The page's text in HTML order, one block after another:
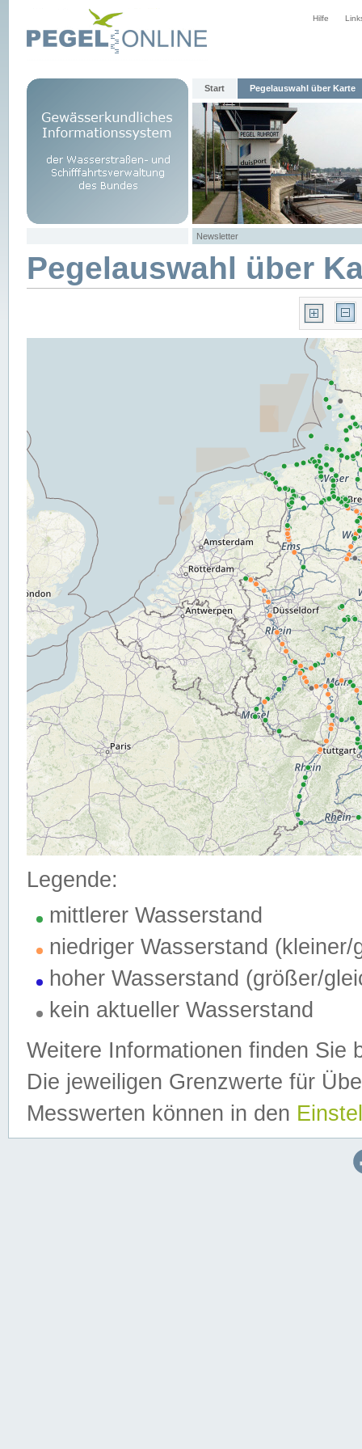
Hilfe
Start Pegelauswahl über Karte
Newsletter
Pegelauswahl über
Legende:
mittlerer Wasserstand
niedriger Wasserstand (kleiner/
hoher Wasserstand (größer/
kein aktueller Wasserstand
Weitere Informationen finden Sie
Die jeweiligen Grenzwerte für
Messwerten können in den